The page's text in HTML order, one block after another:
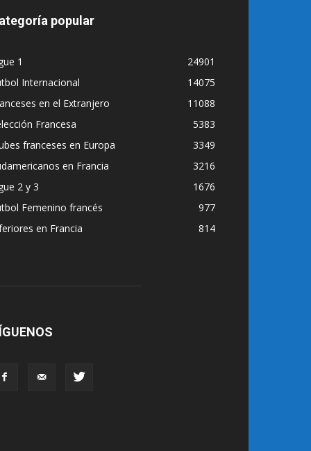
popular
1
24901
Internacional
14075
en el Extranjero
11088
Francesa
5383
franceses en Europa
3349
en Francia
3216
2 y 3
1676
Femenino francés
977
en Francia
814